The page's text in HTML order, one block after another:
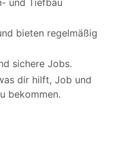
und Tiefbau
bieten regelmäßig
sichere Jobs.
dir hilft, Job und
bekommen.